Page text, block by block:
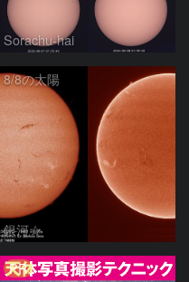
Sorachu-hai
8/8の太陽
銀河☆
PR